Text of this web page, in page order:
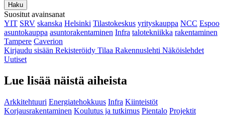
Haku
Suositut avainsanat
YIT SRV skanska Helsinki Tilastokeskus yrityskauppa NCC Espoo
asuntokauppa asuntorakentaminen Infra talotekniikka rakentaminen
Tampere Caverion
Kirjaudu sisään Rekisteröidy Tilaa Rakennuslehti Näköislehdet
Uutiset
Lue lisää näistä aiheista
Arkkitehtuuri Energiatehokkuus Infra Kiinteistöt
Korjausrakentaminen Koulutus ja tutkimus Pientalo Projektit